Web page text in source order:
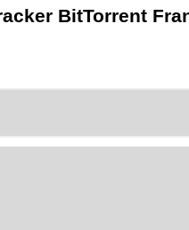
BitTorrent